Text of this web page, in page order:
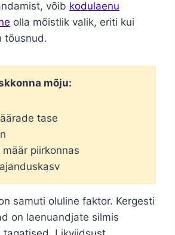
võib kodulaenu
olla mõistlik valik, eriti kui
tõusnud.
mõju:
tase
määr piirkonnas
samuti oluline faktor. Kergesti
on laenuandjate silmis